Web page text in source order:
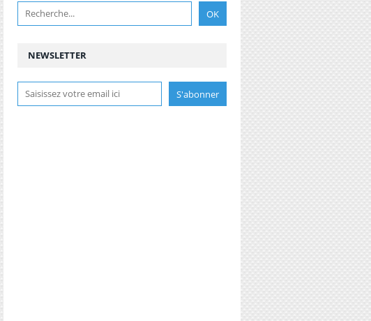
NEWSLETTER